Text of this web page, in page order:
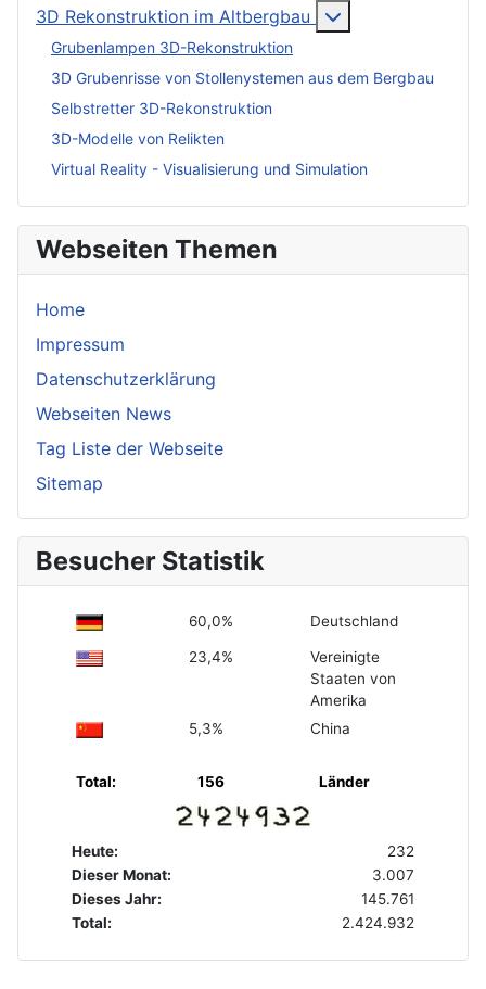
3D Rekonstruktion im Altbergbau
Grubenlampen 3D-Rekonstruktion
3D Grubenrisse von Stollenystemen aus dem Bergbau
Selbstretter 3D-Rekonstruktion
3D-Modelle von Relikten
Virtual Reality - Visualisierung und Simulation
Webseiten Themen
Home
Impressum
Datenschutzerklärung
Webseiten News
Tag Liste der Webseite
Sitemap
Besucher Statistik
60,0% Deutschland
23,4%
Vereinigte
Staaten von
Amerika
5,3%
China
Total: 156 Länder
Heute:
232
Dieser Monat:
3.007
Dieses Jahr:
145.761
Total:
2.424.932